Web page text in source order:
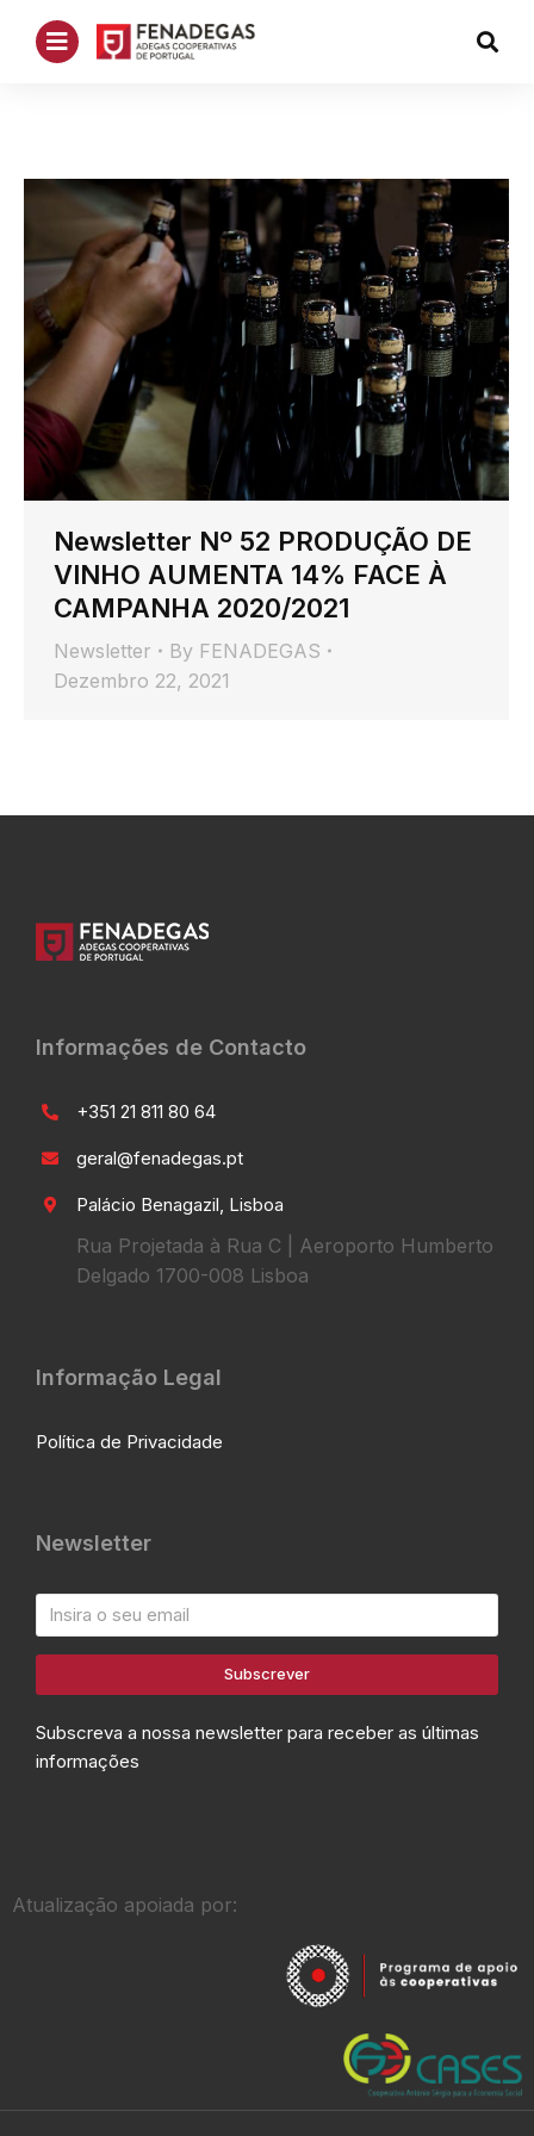
Newsletter Nº 52 PRODUÇÃO DE
VINHO AUMENTA 14% FACE À
CAMPANHA 2020/2021
Newsletter By FENADEGAS
Dezembro 22, 2021
Informações de Contacto
+351 21 811 80 64
geral@fenadegas.pt
Palácio Benagazil, Lisboa
Rua Projetada à Rua C | Aeroporto Humberto
Delgado 1700-008 Lisboa
Informação Legal
Política de Privacidade
Newsletter
Subscrever
Subscreva a nossa newsletter para receber as últimas
informações
Atualização apoiada por: